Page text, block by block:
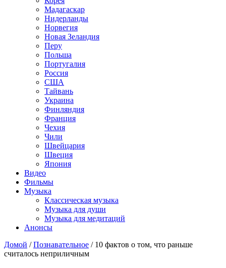
Мадагаскар
Нидерланды
Норвегия
Новая Зеландия
Перу
Польша
Португалия
Россия
США
Тайвань
Украина
Финляндия
Франция
Чехия
Чили
Швейцария
Швеция
Япония
Видео
Фильмы
Музыка
Классическая музыка
Музыка для души
Музыка для медитаций
Анонсы
Домой / Познавательное / 10 фактов о том, что раньше
считалось неприличным